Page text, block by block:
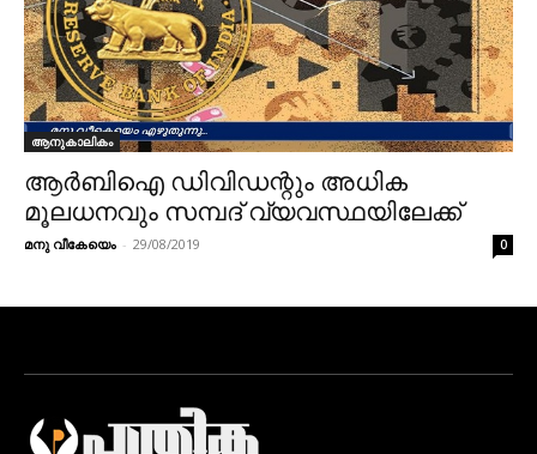
ആനുകാലികം
ആര്‍ബിഐ ഡിവിഡന്റും അധിക
മൂലധനവും സമ്പദ് വ്യവസ്ഥയിലേക്ക്
മനു വീകേയെം - 29/08/2019 0